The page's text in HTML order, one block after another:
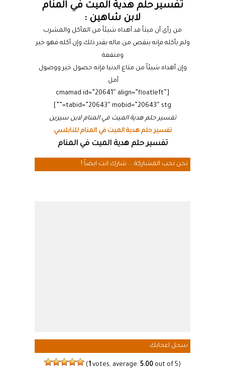
تفسير حلم هدية الميت في المنام
لابن شاهين :
من رأى أن ميتاً قد أهداه شيئاً من المأكل والمشرب
ولم يأكله فإنه ينقص من ماله بقدر ذلك وإن أكله فهو خير
ومنفعة
وإن أهداه شيئاً من متاع الدنيا فإنه حصول خير ووصول
أمل.
[cmamad id=”20641″ align=”floatleft”
tabid=”20643″ mobid=”20643″ stg=””]
تفسير حلم هدية الميت في المنام لابن سيرين
تفسير حلم هدية الميت في المنام للنابلسي
تفسير حلم هدية الميت في المنام
نحن نحب المشاركة ... شارك انت ايضاً !
سجل اعجابك
( 1 votes, average: 5.00 out of 5)